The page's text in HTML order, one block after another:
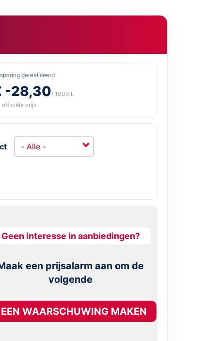
gerealiseerd
-28,30/ 1000 L
officiële prijs
Geen interesse in aanbiedingen?
een prijsalarm aan om de
volgende
EEN WAARSCHUWING MAKEN